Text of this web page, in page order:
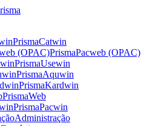
PrismaCatwin
PrismaPacweb (OPAC)
PrismaUsewin
PrismaAquwin
PrismaKardwin
PrismaWeb
PrismaPacwin
Administração